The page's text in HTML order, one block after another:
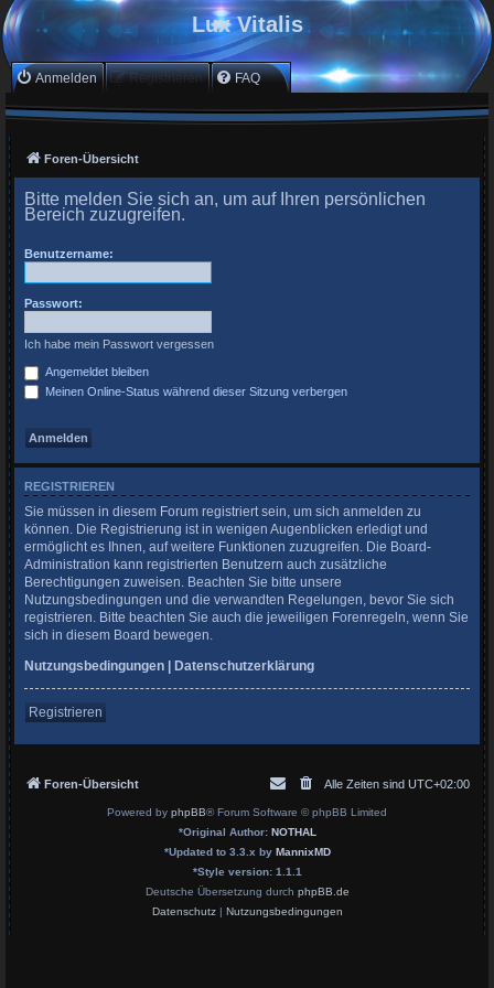
Lux Vitalis
Anmelden Registrieren FAQ
Foren-Übersicht
Bitte melden Sie sich an, um auf Ihren persönlichen
Bereich zuzugreifen.
Benutzername:
Passwort:
Ich habe mein Passwort vergessen
Angemeldet bleiben
Meinen Online-Status während dieser Sitzung verbergen
REGISTRIEREN
Sie müssen in diesem Forum registriert sein, um sich anmelden zu
können. Die Registrierung ist in wenigen Augenblicken erledigt und
ermöglicht es Ihnen, auf weitere Funktionen zuzugreifen. Die Board-
Administration kann registrierten Benutzern auch zusätzliche
Berechtigungen zuweisen. Beachten Sie bitte unsere
Nutzungsbedingungen und die verwandten Regelungen, bevor Sie sich
registrieren. Bitte beachten Sie auch die jeweiligen Forenregeln, wenn Sie
sich in diesem Board bewegen.
Nutzungsbedingungen | Datenschutzerklärung
Registrieren
Foren-Übersicht Alle Zeiten sind UTC+02:00
Powered by phpBB® Forum Software © phpBB Limited
*Original Author: NOTHAL
*Updated to 3.3.x by MannixMD
*Style version: 1.1.1
Deutsche Übersetzung durch phpBB.de
Datenschutz| Nutzungsbedingungen